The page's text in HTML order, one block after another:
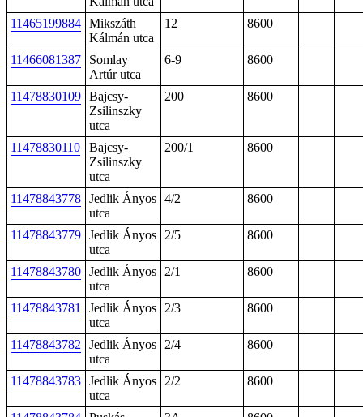
11465199884 Mikszáth
Kálmán utca
12 8600
11466081387
Somlay
Artúr utca
6-9 8600
11478830109 Bajcsy-
Zsilinszky
utca
200 8600
11478830110
Bajcsy-
Zsilinszky
utca
200/1 8600
11478843778 Jedlik Ányos
utca
4/2 8600
11478843779 Jedlik Ányos
utca
2/5 8600
11478843780 Jedlik Ányos
utca
2/1 8600
11478843781
Jedlik Ányos
utca
2/3 8600
11478843782
Jedlik Ányos
utca
2/4 8600
11478843783 Jedlik Ányos
utca
2/2 8600